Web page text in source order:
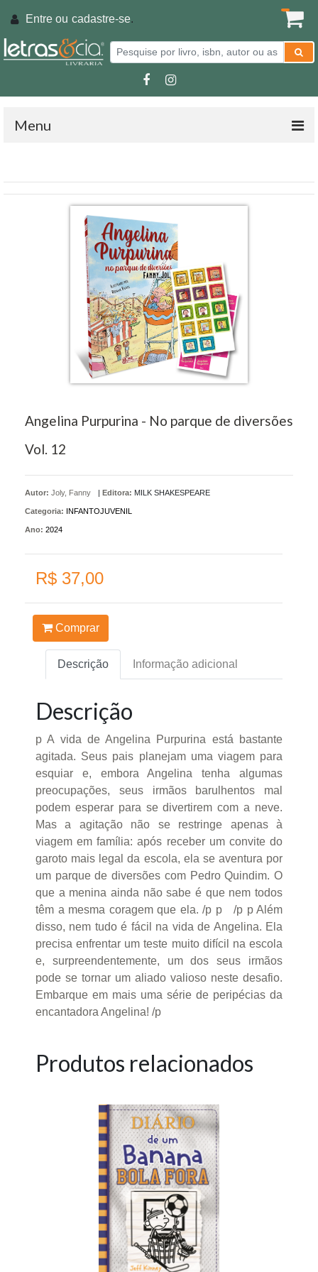
Entre ou cadastre-se.
Menu
Angelina Purpurina - No parque de diversões
Vol. 12
Autor: Joly, Fanny | Editora: MILK SHAKESPEARE
Categoria: INFANTOJUVENIL
Ano: 2024
R$ 37,00
Comprar
Descrição Informação adicional
Descrição
p A vida de Angelina Purpurina está bastante
agitada. Seus pais planejam uma viagem para
esquiar e, embora Angelina tenha algumas
preocupações, seus irmãos barulhentos mal
podem esperar para se divertirem com a neve.
Mas a agitação não se restringe apenas à
viagem em família: após receber um convite do
garoto mais legal da escola, ela se aventura por
um parque de diversões com Pedro Quindim. O
que a menina ainda não sabe é que nem todos
têm a mesma coragem que ela. /p p /p p Além
disso, nem tudo é fácil na vida de Angelina. Ela
precisa enfrentar um teste muito difícil na escola
e, surpreendentemente, um dos seus irmãos
pode se tornar um aliado valioso neste desafio.
Embarque em mais uma série de peripécias da
encantadora Angelina! /p
Produtos relacionados